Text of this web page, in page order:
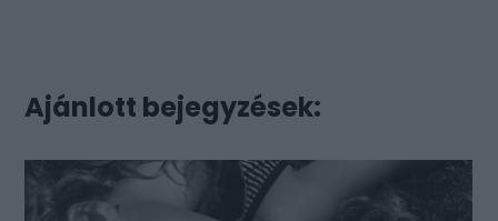
Ajánlott bejegyzések: